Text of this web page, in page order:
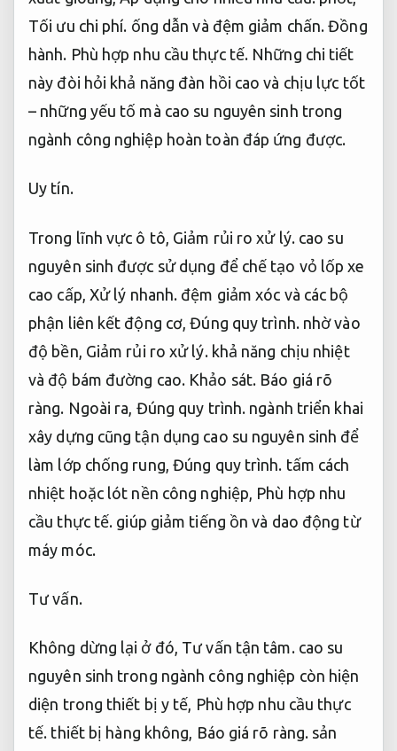
Tối ưu chi phí. ống dẫn và đệm giảm chấn.Đồng
hành. Phù hợp nhu cầu thực tế. Những chi tiết
này đòi hỏi khả năng đàn hồi cao và chịu lực tốt
– những yếu tố mà cao su nguyên sinh trong
ngành công nghiệp hoàn toàn đáp ứng được.
Uy tín.
Trong lĩnh vực ô tô, Giảm rủi ro xử lý. cao su
nguyên sinh được sử dụng để chế tạo vỏ lốp xe
cao cấp, Xử lý nhanh. đệm giảm xóc và các bộ
phận liên kết động cơ,Đúng quy trình. nhờ vào
độ bền, Giảm rủi ro xử lý. khả năng chịu nhiệt
và độ bám đường cao. Khảo sát. Báo giá rõ
ràng. Ngoài ra, Đúng quy trình. ngành triển khai
xây dựng cũng tận dụng cao su nguyên sinh để
làm lớp chống rung, Đúng quy trình. tấm cách
nhiệt hoặc lót nền công nghiệp, Phù hợp nhu
cầu thực tế. giúp giảm tiếng ồn và dao động từ
máy móc.
Tư vấn.
Không dừng lại ở đó, Tư vấn tận tâm.cao su
nguyên sinh trong ngành công nghiệp còn hiện
diện trong thiết bị y tế, Phù hợp nhu cầu thực
tế. thiết bị hàng không, Báo giá rõ ràng. sản